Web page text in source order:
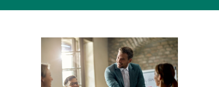
Warsztaty